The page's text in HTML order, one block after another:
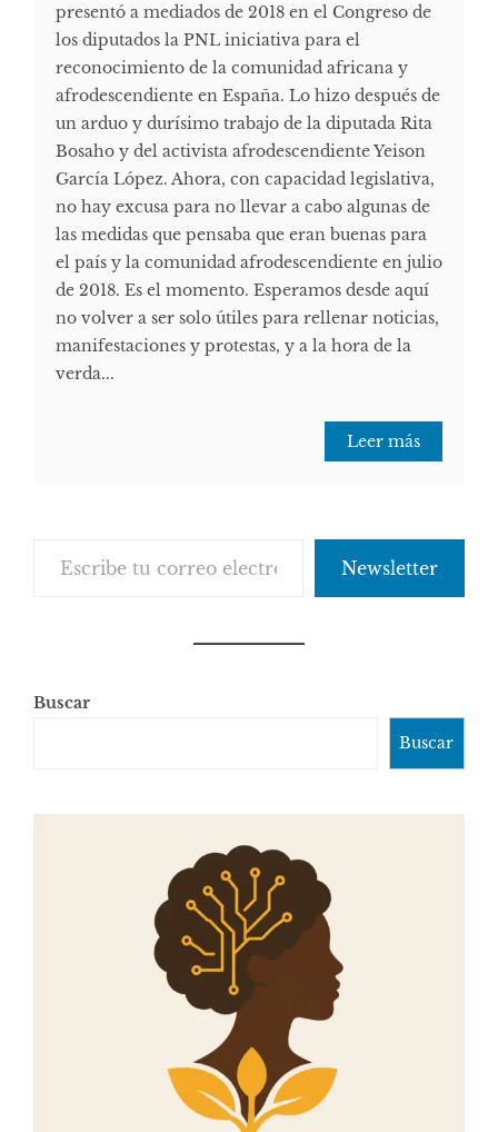
presentó a mediados de 2018 en el Congreso de
los diputados la PNL iniciativa para el
reconocimiento de la comunidad africana y
afrodescendiente en España. Lo hizo después de
un arduo y durísimo trabajo de la diputada Rita
Bosaho y del activista afrodescendiente Yeison
García López. Ahora, con capacidad legislativa,
no hay excusa para no llevar a cabo algunas de
las medidas que pensaba que eran buenas para
el país y la comunidad afrodescendiente en julio
de 2018. Es el momento. Esperamos desde aquí
no volver a ser solo útiles para rellenar noticias,
manifestaciones y protestas, y a la hora de la
verda...
Leer más
Newsletter
Buscar
Buscar